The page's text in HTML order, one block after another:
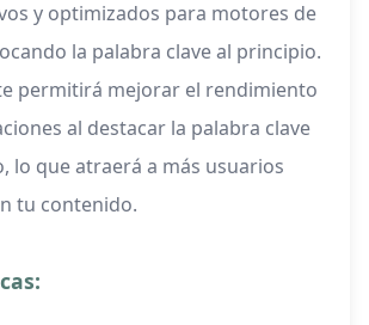
y optimizados para motores de
la palabra clave al principio.
permitirá mejorar el rendimiento
al destacar la palabra clave
lo que atraerá a más usuarios
tu contenido.